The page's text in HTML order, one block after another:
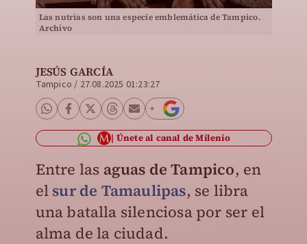
Las nutrias son una especie emblemática de Tampico.
Archivo
JESÚS GARCÍA
Tampico / 27.08.2025 01:23:27
Únete al canal de Milenio
Entre las aguas de Tampico, en
el sur de Tamaulipas, se libra
una batalla silenciosa por ser el
alma de la ciudad.